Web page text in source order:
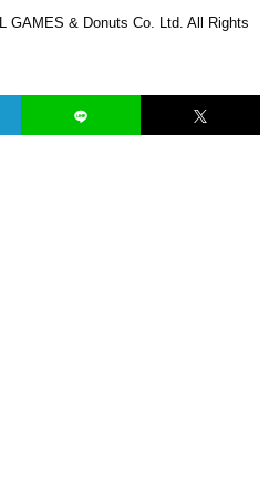
GAMES & Donuts Co. Ltd. All Rights